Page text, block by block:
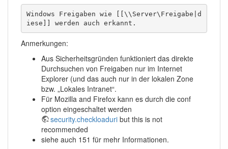
Windows Freigaben wie [[\\Server\Freigabe|d
iese]] werden auch erkannt.
Anmerkungen:
Aus Sicherheitsgründen funktioniert das direkte
Durchsuchen von Freigaben nur im Internet
Explorer (und das auch nur in der lokalen Zone
bzw. „Lokales Intranet“.
Für Mozilla and Firefox kann es durch die conf
option eingeschaltet werden
security.checkloaduri but this is not
recommended
siehe auch 151 für mehr Informationen.